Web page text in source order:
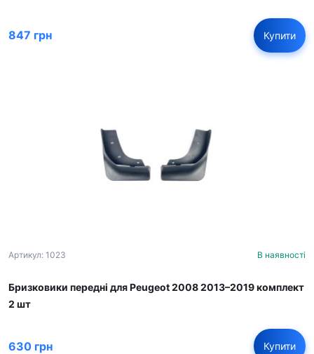
847 грн Купити
Артикул: 1023 В наявності
Бризковики передні для Peugeot 2008 2013–2019 комплект
2 шт
630 грн Купити